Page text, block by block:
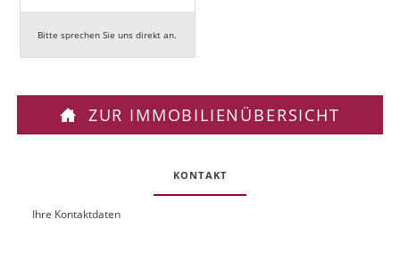
Bitte sprechen Sie uns direkt an.
ZUR IMMOBILIENÜBERSICHT
KONTAKT
OUIhre Kontaktdaten